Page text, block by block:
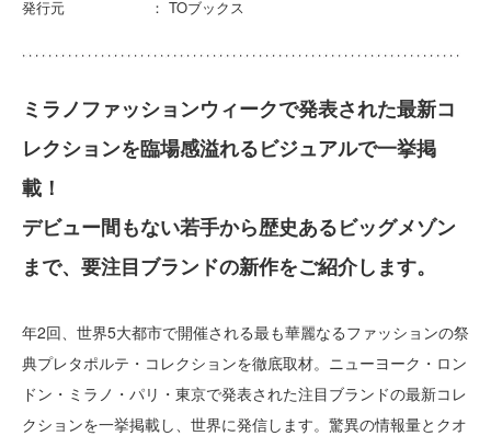
発行元 ： TOブックス
ミラノファッションウィークで発表された最新コ
レクションを臨場感溢れるビジュアルで一挙掲
載！
デビュー間もない若手から歴史あるビッグメゾン
まで、要注目ブランドの新作をご紹介します。
年2回、世界5大都市で開催される最も華麗なるファッションの祭
典プレタポルテ・コレクションを徹底取材。ニューヨーク・ロン
ドン・ミラノ・パリ・東京で発表された注目ブランドの最新コレ
クションを一挙掲載し、世界に発信します。驚異の情報量とクオ